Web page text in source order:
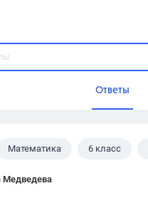
Ответы
Математика 6 класс
Медведева